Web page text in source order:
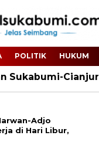
POLITIK HUKUM
Sukabumi-Cianjur
Adjo
di Hari Libur,